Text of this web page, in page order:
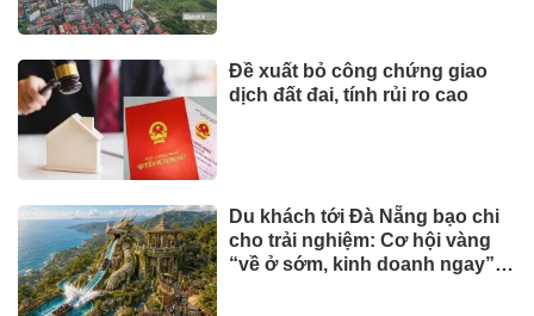
Đề xuất bỏ công chứng giao
dịch đất đai, tính rủi ro cao
Du khách tới Đà Nẵng bạo chi
cho trải nghiệm: Cơ hội vàng
“về ở sớm, kinh doanh ngay”